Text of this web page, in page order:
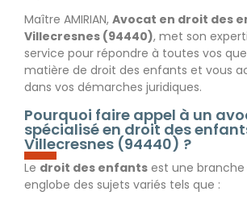
Maître AMIRIAN, Avocat en droit des
Villecresnes (94440), met son
service pour répondre à toutes vos
matière de droit des enfants et vous
dans vos démarches juridiques.
Pourquoi faire appel à un
spécialisé en droit des
Villecresnes (94440) ?
Le droit des enfants est une
englobe des sujets variés tels que :